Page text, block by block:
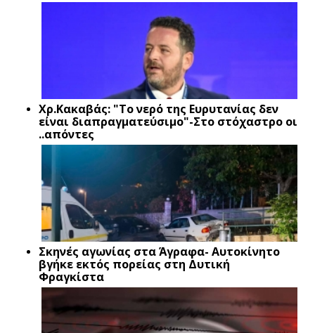
Xρ.Κακαβάς: "Το νερό της Ευρυτανίας δεν
είναι διαπραγματεύσιμο"-Στο στόχαστρο οι
..απόντες
Σκηνές αγωνίας στα Άγραφα- Αυτοκίνητο
βγήκε εκτός πορείας στη Δυτική
Φραγκίστα